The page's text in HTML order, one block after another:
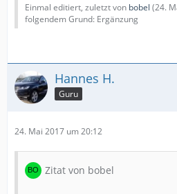
Einmal editiert, zuletzt von bobel (24.
folgendem Grund: Ergänzung
Hannes H.
Guru
24. Mai 2017 um 20:12
Zitat von bobel